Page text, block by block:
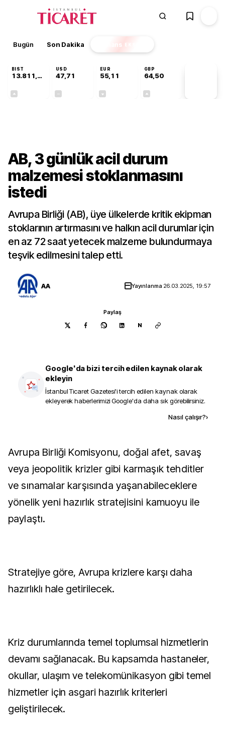
Bugün Son Dakika Finans EKSTRA
BIST
13.811,60
USD
47,71
EUR
55,11
GBP
64,50
AB, 3 günlük acil durum
malzemesi stoklanmasını
istedi
Avrupa Birliği (AB), üye ülkelerde kritik ekipman
stoklarının artırmasını ve halkın acil durumlar için
en az 72 saat yetecek malzeme bulundurmaya
teşvik edilmesini talep etti.
AA Yayınlanma 26.03.2025, 19:57
Paylaş
N
Google'da bizi tercih edilen kaynak olarak
ekleyin
İstanbul Ticaret Gazetesi'i tercih edilen kaynak olarak
ekleyerek haberlerimizi Google'da daha sık görebilirsiniz.
Nasıl çalışır?›
Avrupa Birliği Komisyonu, doğal afet, savaş
veya jeopolitik krizler gibi karmaşık tehditler
ve sınamalar karşısında yaşanabileceklere
yönelik yeni hazırlık stratejisini kamuoyu ile
paylaştı.
Stratejiye göre, Avrupa krizlere karşı daha
hazırlıklı hale getirilecek.
Kriz durumlarında temel toplumsal hizmetlerin
devamı sağlanacak. Bu kapsamda hastaneler,
okullar, ulaşım ve telekomünikasyon gibi temel
hizmetler için asgari hazırlık kriterleri
geliştirilecek.